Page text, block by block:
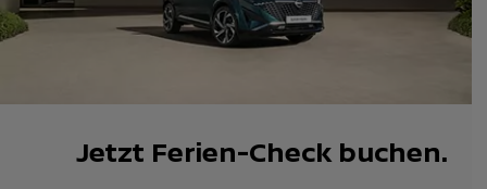
Jetzt Ferien-Check buchen.